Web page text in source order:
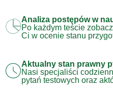
Analiza postępów w
Po każdym teście
Ci w ocenie stanu
Aktualny stan prawny
Nasi specjaliści
pytań testowych oraz